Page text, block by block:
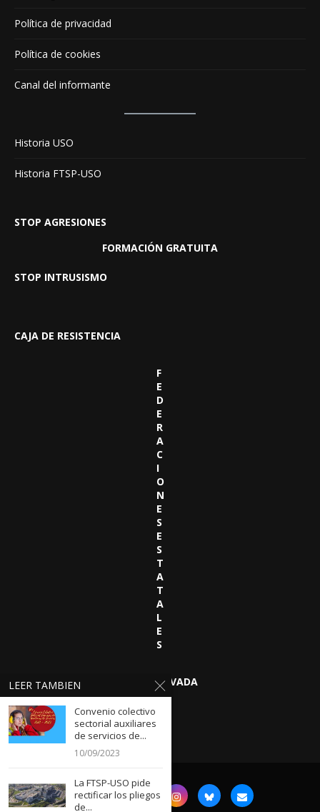
Política de privacidad
Política de cookies
Canal del informante
Historia USO
Historia FTSP-USO
STOP AGRESIONES
FORMACIÓN GRATUITA
STOP INTRUSISMO
CAJA DE RESISTENCIA
F
E
D
E
R
A
C
I
O
N
E
S
E
S
T
A
T
A
L
E
S
OBSERVATORIO SEGURIDAD PRIVADA
LEER TAMBIEN
Convenio colectivo
sectorial auxiliares
de servicios de...
10/09/2023
La FTSP-USO pide
rectificar los pliegos
de...